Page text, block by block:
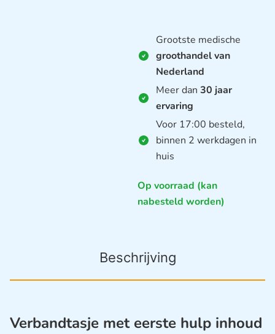
Grootste medische
groothandel van
Nederland
Meer dan 30 jaar
ervaring
Voor 17:00 besteld,
binnen 2 werkdagen in
huis
Op voorraad (kan
nabesteld worden)
Beschrijving
Verbandtasje met eerste hulp inhoud